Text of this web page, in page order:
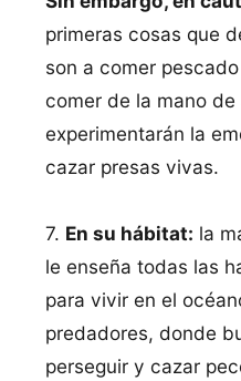
primeras cosas que
son a comer
comer de la mano
experimentarán la
cazar presas vivas.
7. En su hábitat: la
le enseña todas las
para vivir en el
predadores, donde
perseguir y cazar